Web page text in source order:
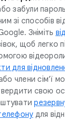
забули
зі способів
Зніміть
щоб легко
для
члени сім’ї
свою
для